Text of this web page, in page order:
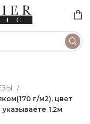
г/м2), цвет
1,2м